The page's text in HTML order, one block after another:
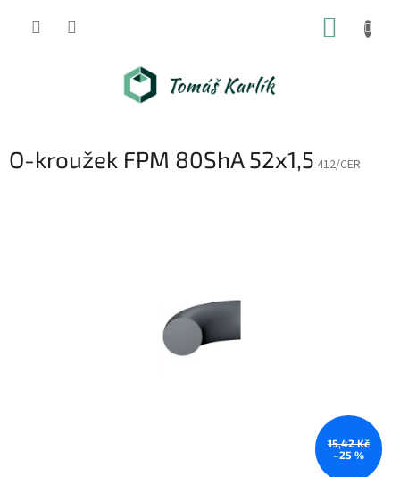
O-kroužek FPM 80ShA 52x1,5 412/CER
15,42 Kč
–25 %